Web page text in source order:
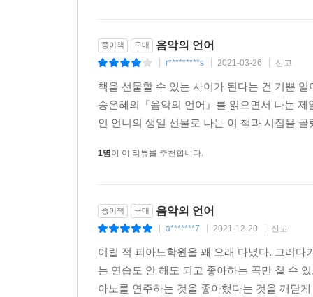
종이책 구매 음악의 언어
r*********s 2021-03-26 신고
책을 선물할 수 있는 사이가 된다는 건 기쁜
송은혜의『음악의 언어』를 읽으면서 나는
인 언니의 생일 선물로 나는 이 책과 시집을
1명이 이 리뷰를 추천합니다.
종이책 구매 음악의 언어
a*******7 2021-12-20 신고
어릴 적 피아노학원을 꽤 오래 다녔다. 그러
는 연습도 안 해도 되고 좋아하는 곡만 칠 수
아노를 연주하는 것을 좋아했다는 것을 깨닫